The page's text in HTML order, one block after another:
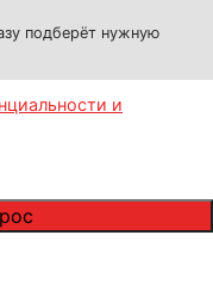
подберёт нужную
и